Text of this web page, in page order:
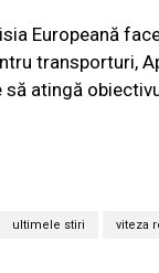
Europeană
transporturi,
atingă
ultimele stiri viteza